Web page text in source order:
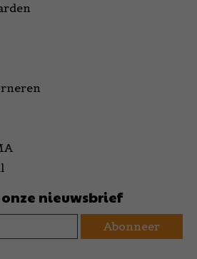
nieuwsbrief
Abonneer